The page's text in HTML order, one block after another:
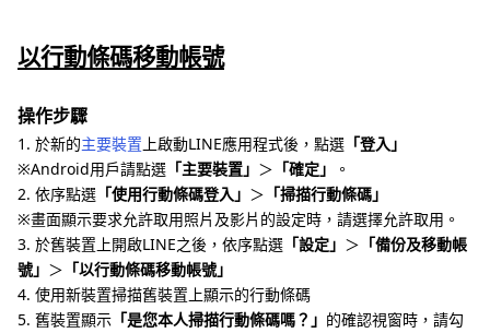
以行動條碼移動帳號
操作步驟
1. 於新的主要裝置 上啟動LINE應用程式後，點選 「登入」
※Android用戶請點選 「主要裝置」 ＞ 「確定」
。
2. 依序點選 「使用行動條碼登入」 ＞ 「掃描行動條碼」
※畫面顯示要求允許取用照片及影片的設定時，請選擇允許取用。
3. 於舊裝置上開啟LINE之後，依序點選 「設定」 ＞ 「備份及移動帳
號」 ＞ 「以行動條碼移動帳號」
4. 使用新裝置掃描舊裝置上顯示的行動條碼
5. 舊裝置顯示 「是您本人掃描行動條碼嗎？」 的確認視窗時，請勾